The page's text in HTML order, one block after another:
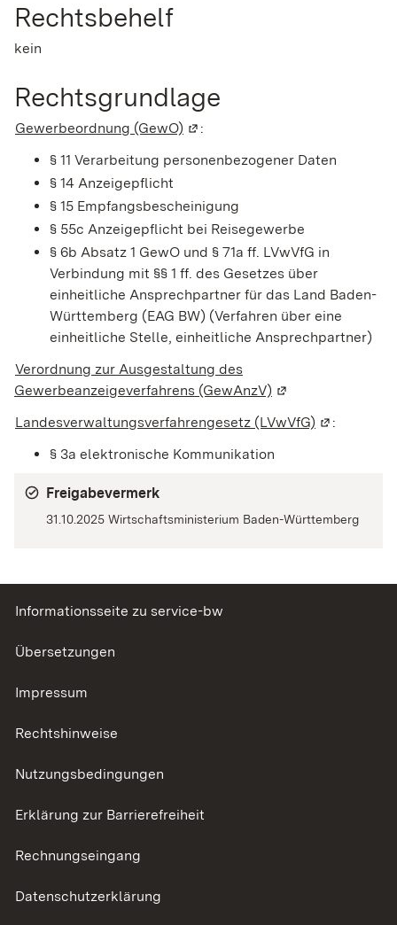
Rechtsbehelf
kein
Rechtsgrundlage
Gewerbeordnung (GewO) (Wird in einem neuen Fenster
:
§ 11 Verarbeitung personenbezogener Daten
§ 14 Anzeigepflicht
§ 15 Empfangsbescheinigung
§ 55c Anzeigepflicht bei Reisegewerbe
§ 6b Absatz 1 GewO und § 71a ff. LVwVfG in
Verbindung mit §§ 1 ff. des Gesetzes über
einheitliche Ansprechpartner für das Land Baden-
Württemberg (EAG BW) (Verfahren über eine
einheitliche Stelle, einheitliche Ansprechpartner)
Verordnung zur Ausgestaltung des
Gewerbeanzeigeverfahrens (GewAnzV) (Wird in einem
Landesverwaltungsverfahrengesetz (LVwVfG) (Wird in
:
§ 3a elektronische Kommunikation
Freigabevermerk
31.10.2025 Wirtschaftsministerium Baden-Württemberg
Informationsseite zu service-bw
Übersetzungen
Impressum
Rechtshinweise
Nutzungsbedingungen
Erklärung zur Barrierefreiheit
Rechnungseingang
Datenschutzerklärung